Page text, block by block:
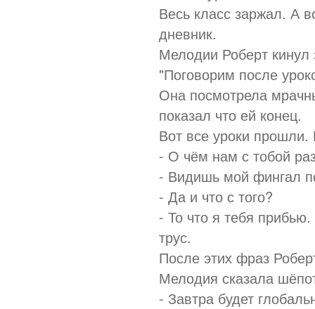
Весь класс заржал. А
дневник.
Мелодии Роберт
"Поговорим после
Она посмотрела
показал что ей конец.
Вот все уроки прошли.
- О чём нам с тобой
- Видишь мой фингал
- Да и что с того?
- То что я тебя
трус.
После этих фраз
Мелодия сказала
- Завтра будет